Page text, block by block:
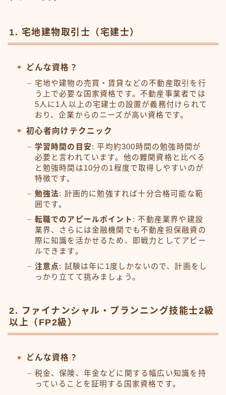
1. 宅地建物取引士（宅建士）
どんな資格？
宅地や建物の売買・賃貸などの不動産取引を行
う上で必要な国家資格です。不動産事業者では
5人に1人以上の宅建士の設置が義務付けられて
おり、企業からのニーズが高い資格です。
初心者向けテクニック
学習時間の目安: 平均約300時間の勉強時間が
必要と言われています。他の難関資格と比べる
と勉強時間は10分の1程度で取得しやすいのが
特徴です。
勉強法: 計画的に勉強すれば十分合格可能な範
囲です。
転職でのアピールポイント : 不動産業界や建設
業界、さらには金融機関でも不動産担保融資の
際に知識を活かせるため、即戦力としてアピー
ルできます。
注意点: 試験は年に1度しかないので、計画をし
っかり立てて挑みましょう。
2. ファイナンシャル・プランニング技能士2級
以上（FP2級）
どんな資格？
税金、保険、年金などに関する幅広い知識を持
っていることを証明する国家資格です。